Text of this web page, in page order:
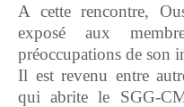
A cette rencontre,
exposé aux
préoccupations de son
Il est revenu entre
qui abrite le SGG-